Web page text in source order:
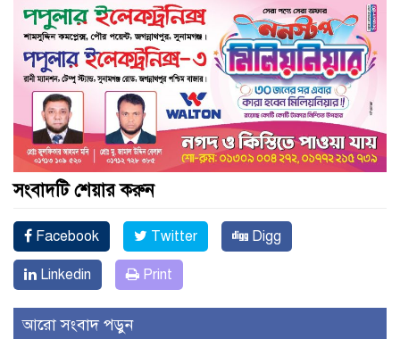
সংবাদটি শেয়ার করুন
Facebook Twitter Digg
Linkedin Print
আরো সংবাদ পড়ুন